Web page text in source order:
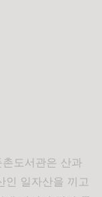
도서관은 산과
인 일자산을 끼고